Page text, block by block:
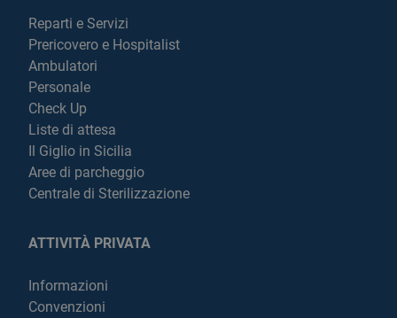
Reparti e Servizi
Prericovero e Hospitalist
Ambulatori
Personale
Check Up
Liste di attesa
Il Giglio in Sicilia
Aree di parcheggio
Centrale di Sterilizzazione
ATTIVITÀ PRIVATA
Informazioni
Convenzioni